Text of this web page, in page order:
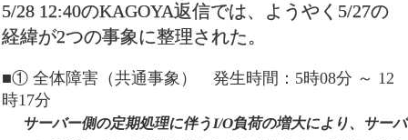
5/28 12:40のKAGOYA返信では、ようやく5/27の
経緯が2つの事象に整理された。
■① 全体障害（共通事象） 発生時間：5時08分 ～ 12
時17分
サーバー側の定期処理に伴うI/O負荷の増大により、サー